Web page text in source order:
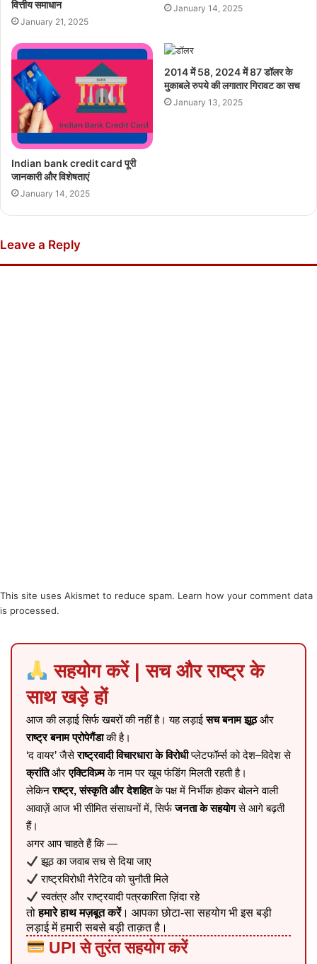
वित्तीय समाधान
January 21, 2025
January 14, 2025
Indian bank credit card पूरी
जानकारी और विशेषताएं
January 14, 2025
2014 में 58, 2024 में 87 डॉलर के
मुकाबले रुपये की लगातार गिरावट का सच
January 13, 2025
Leave a Reply
This site uses Akismet to reduce spam. Learn how your comment data
is processed.
सहयोग करें | सच और राष्ट्र के
साथ खड़े हों
आज की लड़ाई सिर्फ खबरों की नहीं है। यह लड़ाईसच बनाम झूठऔर
राष्ट्र बनाम प्रोपेगैंडाकी है।
‘द वायर’ जैसेराष्ट्रवादी विचारधारा के विरोधीप्लेटफॉर्म्स को देश–विदेश से
क्रांतिऔरएक्टिविज़्मके नाम पर खूब फंडिंग मिलती रहती है।
लेकिनराष्ट्र, संस्कृति और देशहितके पक्ष में निर्भीक होकर बोलने वाली
आवाज़ें आज भी सीमित संसाधनों में, सिर्फजनता के सहयोगसे आगे बढ़ती
हैं।
अगर आप चाहते हैं कि —
झूठ का जवाब सच से दिया जाए
राष्ट्रविरोधी नैरेटिव को चुनौती मिले
स्वतंत्र और राष्ट्रवादी पत्रकारिता ज़िंदा रहे
तोहमारे हाथ मज़बूत करें। आपका छोटा-सा सहयोग भी इस बड़ी
लड़ाई में हमारी सबसे बड़ी ताक़त है।
UPI से तुरंत सहयोग करें